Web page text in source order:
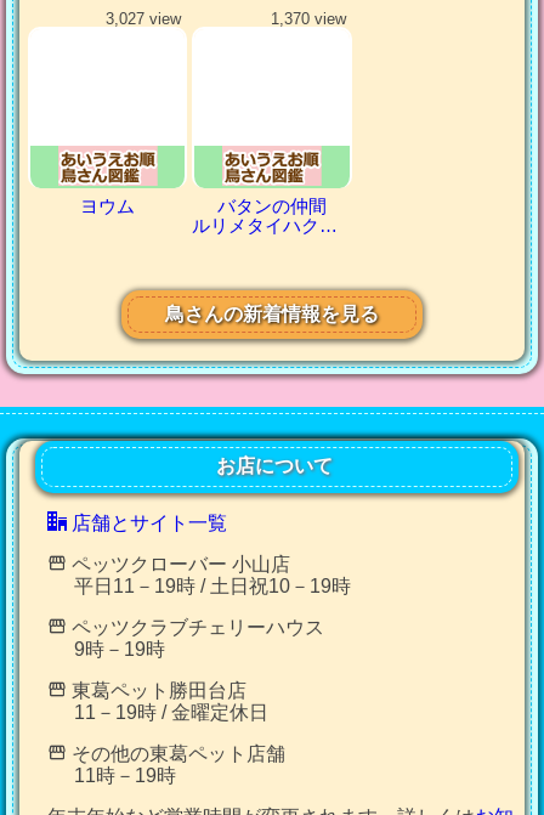
3,027 view
ヨウム
1,370 view
バタンの仲間
ルリメタイハクオウム
鳥さんの新着情報を見る
お店について
店舗とサイト一覧
ペッツクローバー 小山店
平日11－19時 / 土日祝10－19時
ペッツクラブチェリーハウス
9時－19時
東葛ペット勝田台店
11－19時 / 金曜定休日
その他の東葛ペット店舗
11時－19時